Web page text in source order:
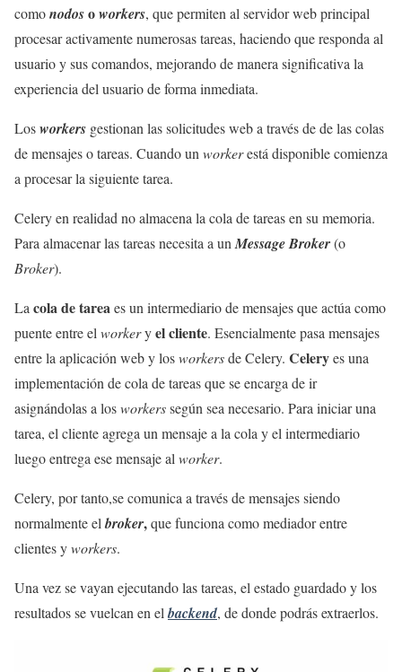
comonodosoworkers, que permiten al servidor web principal
procesar activamente numerosas tareas, haciendo que responda al
usuario y sus comandos, mejorando de manera significativa la
experiencia del usuario de forma inmediata.
Losworkers gestionan las solicitudes web a través de de las colas
de mensajes o tareas. Cuando un workerestá disponible comienza
a procesar la siguiente tarea.
Celery en realidad no almacena la cola de tareas en su memoria.
Para almacenar las tareas necesita a un Message Broker(o
Broker).
La cola de tarea es un intermediario de mensajes que actúa como
puente entre el workeryel cliente. Esencialmente pasa mensajes
entre la aplicación web y losworkersde Celery. Celeryes una
implementación de cola de tareas que se encarga de ir
asignándolas a losworkerssegún sea necesario. Para iniciar una
tarea, el cliente agrega un mensaje a la cola y el intermediario
luego entrega ese mensaje al worker.
Celery, por tanto,se comunica a través de mensajes siendo
normalmente elbroker,que funciona como mediador entre
clientes yworkers.
Una vez se vayan ejecutando las tareas, el estado guardado y los
resultados se vuelcan en elbackend, de donde podrás extraerlos.